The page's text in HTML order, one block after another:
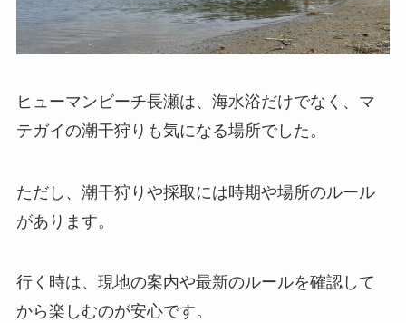
ヒューマンビーチ長瀬は、海水浴だけでなく、マ
テガイの潮干狩りも気になる場所でした。
ただし、潮干狩りや採取には時期や場所のルール
があります。
行く時は、現地の案内や最新のルールを確認して
から楽しむのが安心です。